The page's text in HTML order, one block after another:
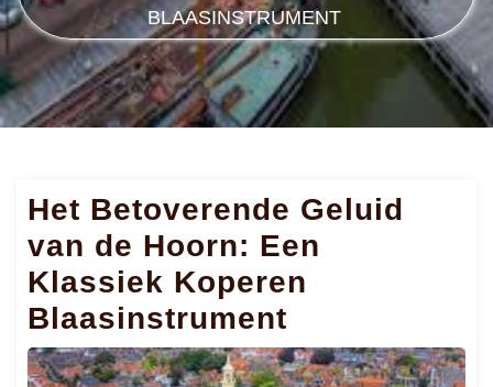
BLAASINSTRUMENT
Het Betoverende Geluid
van de Hoorn: Een
Klassiek Koperen
Blaasinstrument